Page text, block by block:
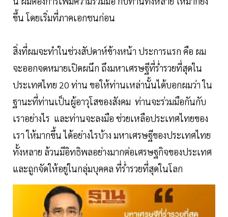
ขึ้น โดยเริ่มที่ภาคเอกชนก่อน
สิ่งที่ผมจะทำในช่วงสัปดาห์ข้างหน้า ประการแรก คือ ผม
จะออกจดหมายเปิดผนึก ถึงมหาเศรษฐีที่ร่ำรวยที่สุดใน
ประเทศไทย 20 ท่าน ขอให้ท่านเหล่านั้นได้บอกผมว่า ใน
ฐานะที่ท่านเป็นผู้อาวุโสของสังคม ท่านจะร่วมมือกันกับ
เราอย่างไร และท่านจะลงมือ ช่วยเหลือประเทศไทยของ
เรา ให้มากขึ้น ได้อย่างไรบ้าง มหาเศรษฐีของประเทศไทย
ทั้งหลาย ล้วนมีอิทธิพลอย่างมากต่อเศรษฐกิจของประเทศ
และถูกจัดให้อยู่ในกลุ่มบุคคล ที่ร่ำรวยที่สุดในโลก